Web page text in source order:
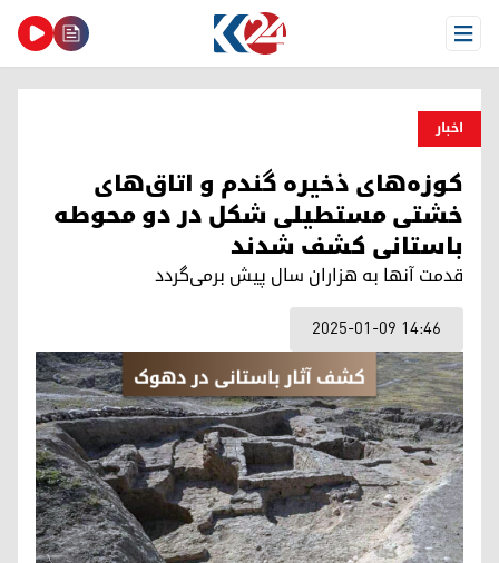
Open Menu
اخبار
کوزه‌های ذخیره گندم و اتاق‌های
خشتی مستطیلی شکل در دو محوطه
باستانی کشف شدند
قدمت آنها به هزاران سال پیش بر‌می‌گردد
2025-01-09 14:46